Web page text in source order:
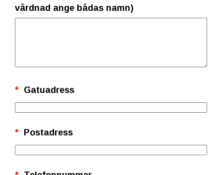
vårdnad ange bådas namn)
* Gatuadress
* Postadress